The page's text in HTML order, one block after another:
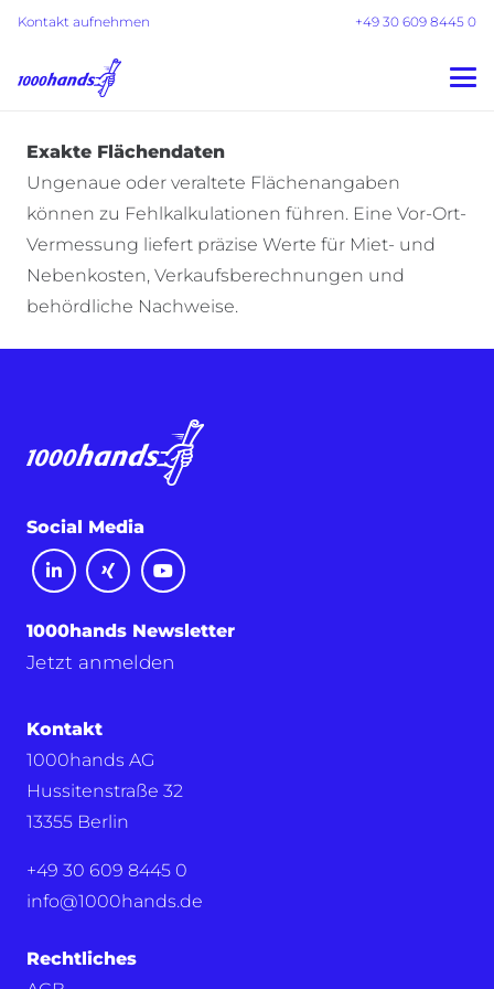
Kontakt aufnehmen +49 30 609 8445 0
Exakte Flächendaten
Ungenaue oder veraltete Flächenangaben
können zu Fehlkalkulationen führen. Eine Vor-Ort-
Vermessung liefert präzise Werte für Miet- und
Nebenkosten, Verkaufsberechnungen und
behördliche Nachweise.
Social Media
1000hands Newsletter
Jetzt anmelden
Kontakt
1000hands AG
Hussitenstraße 32
13355 Berlin
+49 30 609 8445 0
info@1000hands.de
Rechtliches